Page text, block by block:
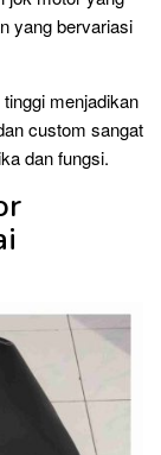
yang bervariasi
menjadikan
custom sangat
dan fungsi.